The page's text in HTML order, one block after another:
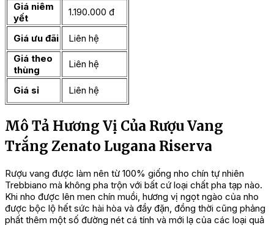
Giá niêm
yết
1.190.000 đ
Giá ưu đãi
Liên hệ
Giá theo
thùng
Liên hệ
Giá sỉ Liên hệ
Mô Tả Hương Vị Của Rượu Vang
Trắng Zenato Lugana Riserva
Rượu vang được làm nên từ 100% giống nho chín tự nhiên
Trebbiano mà không pha trộn với bất cứ loại chất pha tạp nào.
Khi nho được lên men chín muồi, hương vị ngọt ngào của nho
được bộc lộ hết sức hài hòa và đầy đặn, đồng thời cũng phảng
phất thêm một số đường nét cá tính và mới lạ của các loại quả